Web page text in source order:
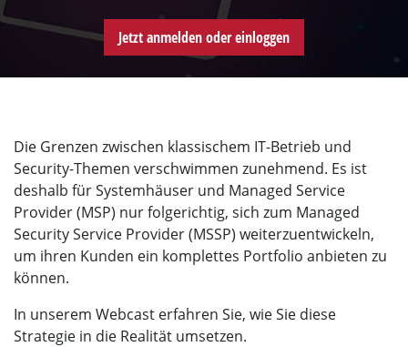
Jetzt anmelden oder einloggen
Die Grenzen zwischen klassischem IT-Betrieb und
Security-Themen verschwimmen zunehmend. Es ist
deshalb für Systemhäuser und Managed Service
Provider (MSP) nur folgerichtig, sich zum Managed
Security Service Provider (MSSP) weiterzuentwickeln,
um ihren Kunden ein komplettes Portfolio anbieten zu
können.
In unserem Webcast erfahren Sie, wie Sie diese
Strategie in die Realität umsetzen.